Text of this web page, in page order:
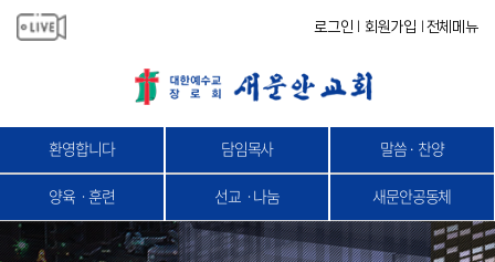
로그인 회원가입 전체메뉴
환영합니다 담임목사 말씀 · 찬양
양육ㆍ훈련 선교ㆍ나눔 새문안공동체